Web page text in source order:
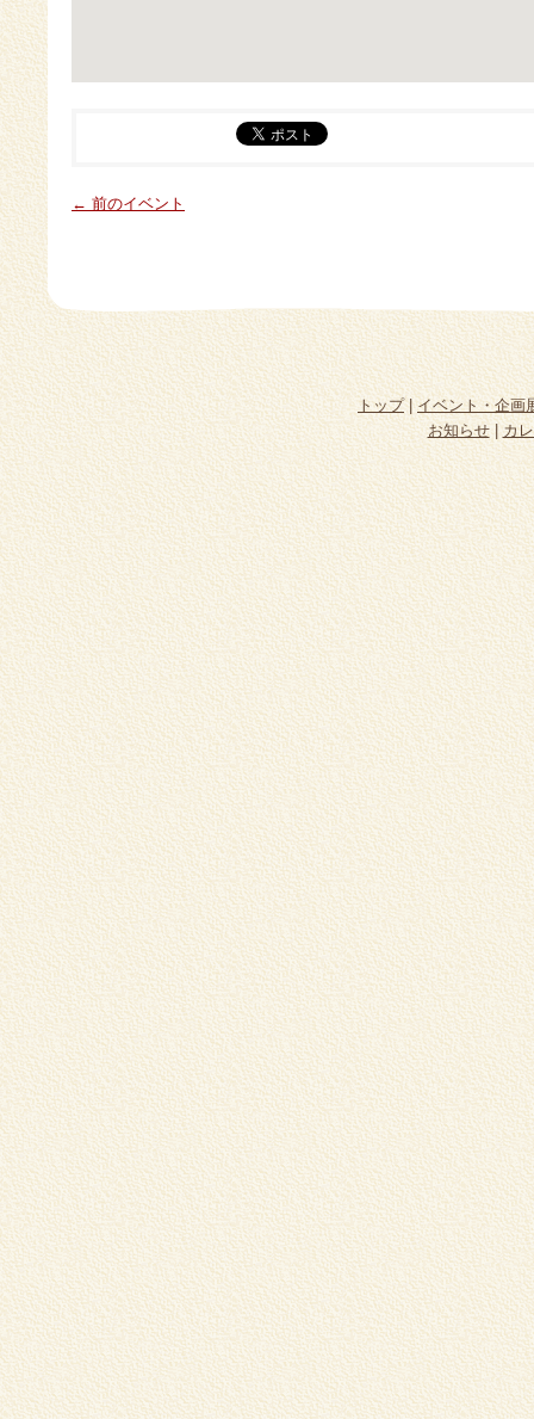
← 前のイベント
トップ|イベント・企画
お知らせ|カ